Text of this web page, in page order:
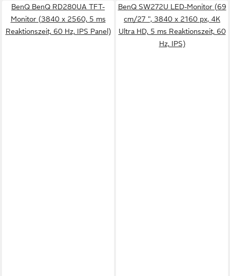
BenQ BenQ RD280UA TFT-
Monitor (3840 x 2560, 5 ms
Reaktionszeit, 60 Hz, IPS Panel)
BenQ SW272U LED-Monitor (69
cm/27 ", 3840 x 2160 px, 4K
Ultra HD, 5 ms Reaktionszeit, 60
Hz, IPS)